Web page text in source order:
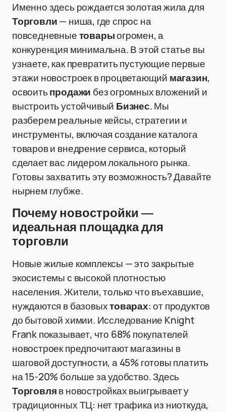
Именно здесь рождается золотая жила для
Торговли— ниша, где спрос на
повседневныетоварыогромен, а
конкуренция минимальна. В этой статье вы
узнаете, как превратить пустующие первые
этажи новостроек в процветающий магазин,
освоитьпродажи без огромных вложений и
выстроить устойчивый Бизнес. Мы
разберем реальные кейсы, стратегии и
инструменты, включая создание каталога
товаров и внедрение сервиса, который
сделает вас лидером локального рынка.
Готовы захватить эту возможность? Давайте
нырнем глубже.
Почему новостройки —
идеальная площадка для
торговли
Новые жилые комплексы — это закрытые
экосистемы с высокой плотностью
населения. Жители, только что въехавшие,
нуждаются в базовыхтоварах: от продуктов
до бытовой химии. Исследование Knight
Frank показывает, что 68% покупателей
новостроек предпочитают магазины в
шаговой доступности, а 45% готовы платить
на 15-20% больше за удобство. Здесь
Торговляв новостройках выигрывает у
традиционных ТЦ: нет трафика из ниоткуда,